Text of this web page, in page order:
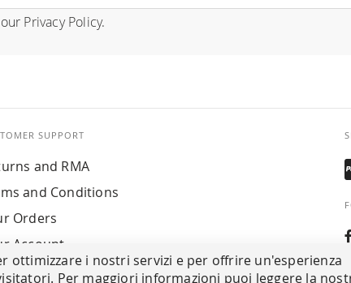
Privacy Policy.
SUPPORT
and RMA
and Conditions
Orders
Account
ottimizzare i nostri servizi e per offrire un'esperienza
Per maggiori informazioni puoi leggere la